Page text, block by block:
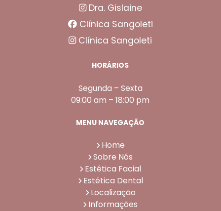
Dra. Gislaine
Clínica Sangoleti
Clínica Sangoleti
HORÁRIOS
Segunda – Sexta
09:00 am – 18:00 pm
MENU NAVEGAÇÃO
Home
Sobre Nós
Estética Facial
Estética Dental
Localização
Informações